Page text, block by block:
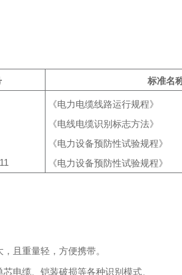
标准名
《电⼒电缆线路运⾏规程》
《电线电缆识别标志⽅法》
《电⼒设备预防性试验规程》
《电⼒设备预防性试验规程》
且重量轻，⽅便携带。
芯电缆、 铠装破损等各种识别模式。